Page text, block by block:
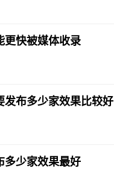
更快被媒体收录
发布多少家效果比较好
多少家效果最好